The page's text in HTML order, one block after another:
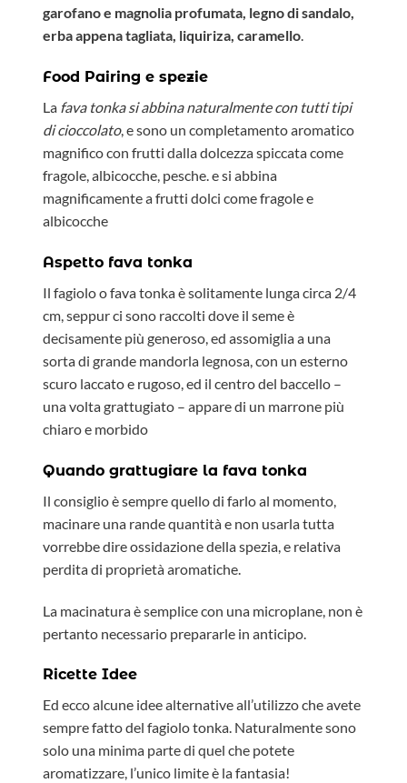
garofano e magnolia profumata, legno di sandalo,
erba appena tagliata, liquiriza, caramello.
Food Pairing e spezie
La fava tonka si abbina naturalmente con tutti tipi
di cioccolato, e sono un completamento aromatico
magnifico con frutti dalla dolcezza spiccata come
fragole, albicocche, pesche. e si abbina
magnificamente a frutti dolci come fragole e
albicocche
Aspetto fava tonka
Il fagiolo o fava tonka è solitamente lunga circa 2/4
cm, seppur ci sono raccolti dove il seme è
decisamente più generoso, ed assomiglia a una
sorta di grande mandorla legnosa, con un esterno
scuro laccato e rugoso, ed il centro del baccello –
una volta grattugiato – appare di un marrone più
chiaro e morbido
Quando grattugiare la fava tonka
Il consiglio è sempre quello di farlo al momento,
macinare una rande quantità e non usarla tutta
vorrebbe dire ossidazione della spezia, e relativa
perdita di proprietà aromatiche.
La macinatura è semplice con una microplane, non è
pertanto necessario prepararle in anticipo.
Ricette Idee
Ed ecco alcune idee alternative all’utilizzo che avete
sempre fatto del fagiolo tonka. Naturalmente sono
solo una minima parte di quel che potete
aromatizzare, l’unico limite è la fantasia!